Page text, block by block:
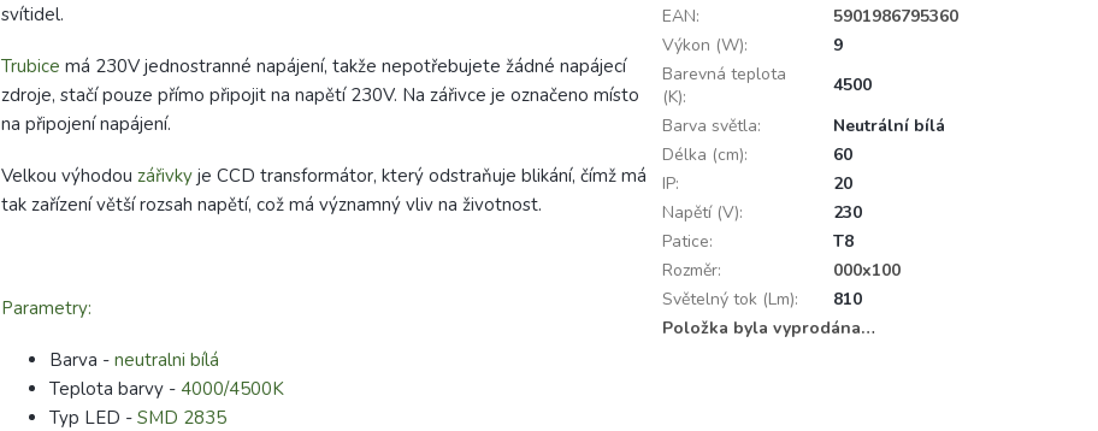
svítidel.
Trubice má 230V jednostranné napájení, takže nepotřebujete žádné napájecí
zdroje, stačí pouze přímo připojit na napětí 230V. Na zářivce je označeno místo
na připojení napájení.
Velkou výhodou zářivky je CCD transformátor, který odstraňuje blikání, čímž má
tak zařízení větší rozsah napětí, což má významný vliv na životnost.
Parametry:
Barva - neutralni bílá
Teplota barvy - 4000/4500K
Typ LED - SMD 2835
EAN:
5901986795360
Výkon (W):
9
Barevná teplota
(K):
4500
Barva světla:
Neutrální bílá
Délka (cm):
60
IP:
20
Napětí (V):
230
Patice:
T8
Rozměr:
000x100
Světelný tok (Lm):
810
Položka byla vyprodána…